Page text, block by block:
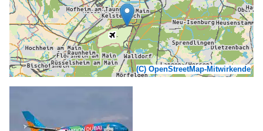
(C) OpenStreetMap-Mitwirkende